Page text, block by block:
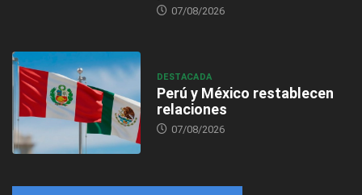
07/08/2026
DESTACADA
Perú y México restablecen
relaciones
07/08/2026